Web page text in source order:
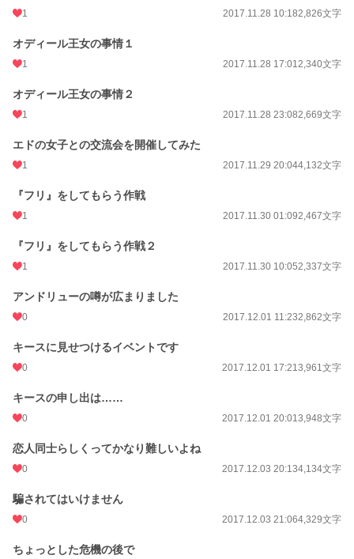
1 2017.11.28 10:182,826文字
オディール王女の事情１
1 2017.11.28 17:012,340文字
オディール王女の事情２
1 2017.11.28 23:082,669文字
エドの女子との交流会を開催してみた
1 2017.11.29 20:044,132文字
『フリ』をしてもらう作戦
1 2017.11.30 01:092,467文字
『フリ』をしてもらう作戦２
1 2017.11.30 10:052,337文字
アンドリューの噂が広まりました
0 2017.12.01 11:232,862文字
キースに見せつけるイベントです
0 2017.12.01 17:213,961文字
キースの申し出は……
0 2017.12.01 20:013,948文字
恋人同士らしくってかなり難しいよね
0 2017.12.03 20:134,134文字
騙されてはいけません
0 2017.12.03 21:064,329文字
ちょっとした危機の後で